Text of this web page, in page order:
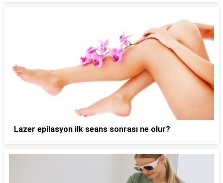
Lazer epilasyon ilk seans sonrası ne olur?